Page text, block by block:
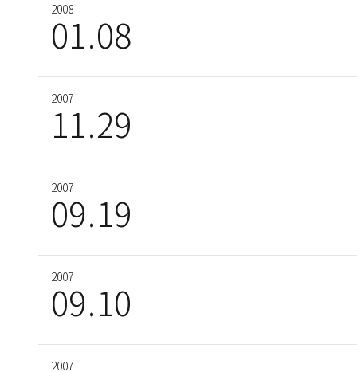
2008
01 08
2007
11 29
2007
09 19
2007
09 10
2007
2004
01 19
2003
06 17
2003
01 15
2003
01 15